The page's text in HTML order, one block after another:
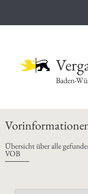
Baden-
Übersicht über alle
VOB